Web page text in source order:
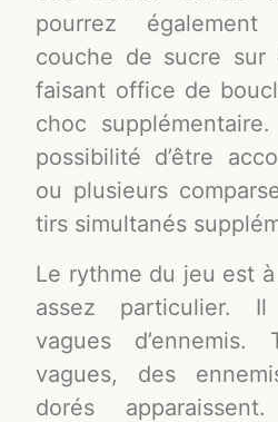
pourrez également
couche de sucre sur
faisant office de
choc
possibilité d’être
ou plusieurs
tirs simultanés
Le rythme du jeu est
assez particulier.
vagues
vagues, des
dorés